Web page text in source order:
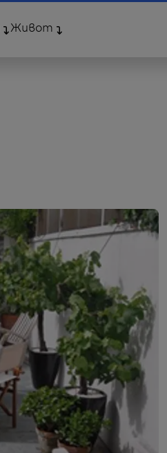
Живот